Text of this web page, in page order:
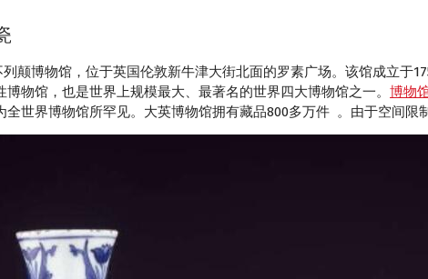
颠博物馆，位于英国伦敦新牛津大街北面的罗素广场。该馆成立于
物馆，也是世界上规模最大、最著名的世界四大博物馆之一。 博物
世界博物馆所罕见。大英博物馆拥有藏品800多万件 。由于空间限